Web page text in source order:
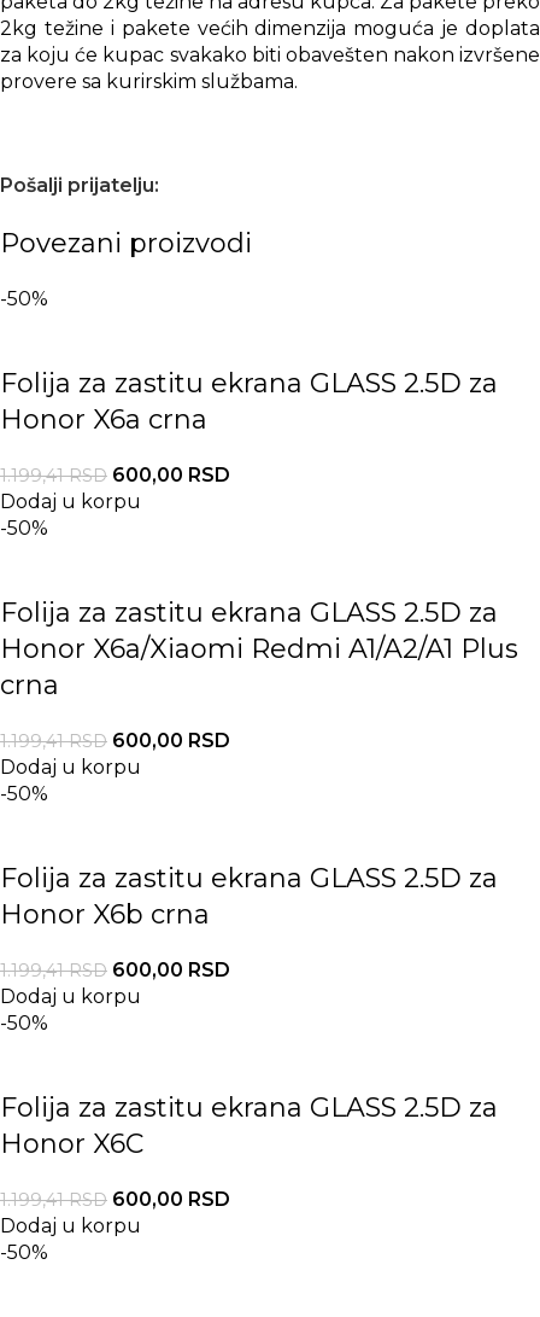
2kg težine i pakete većih dimenzija moguća je doplata
za koju će kupac svakako biti obavešten nakon izvršene
provere sa kurirskim službama.
Pošalji prijatelju:
Povezani proizvodi
-50%
Folija za zastitu ekrana GLASS 2.5D za
Honor X6a crna
1.199,41RSD 600,00 RSD
Dodaj u korpu
-50%
Folija za zastitu ekrana GLASS 2.5D za
Honor X6a/Xiaomi Redmi A1/A2/A1 Plus
crna
1.199,41RSD 600,00 RSD
Dodaj u korpu
-50%
Folija za zastitu ekrana GLASS 2.5D za
Honor X6b crna
1.199,41RSD 600,00 RSD
Dodaj u korpu
-50%
Folija za zastitu ekrana GLASS 2.5D za
Honor X6C
1.199,41RSD 600,00 RSD
Dodaj u korpu
-50%